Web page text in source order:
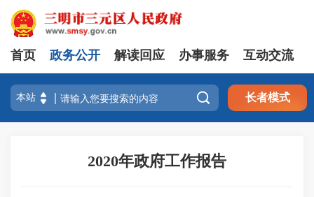
首页 政务公开 解读回应 办事服务 互动交流
 长者模式
2020年政府工作报告